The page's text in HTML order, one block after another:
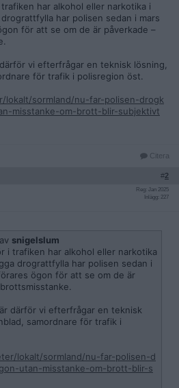
har alkohol eller narkotika i
har polisen sedan i mars
för att se om de är påverkade –
vi efterfrågar en teknisk lösning,
för trafik i polisregion öst.
sormland/nu-far-polisen-drogk
misstanke-om-brott-blir-subjektivt
Citera
#2
Reg: Jan 2025
Inlägg: 227
snigelslum
i trafiken har alkohol eller narkotika
drograttfylla har polisen sedan i
ögon för att se om de är
därför vi efterfrågar en teknisk
samordnare för trafik i
lokalt/sormland/nu-far-polisen-d
utan-misstanke-om-brott-blir-s